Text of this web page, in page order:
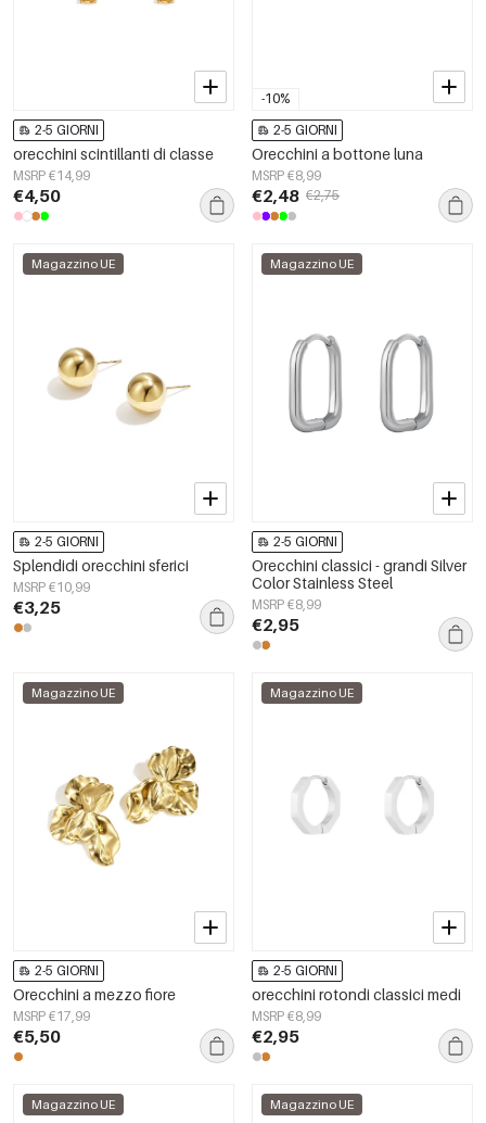
2-5 GIORNI
orecchini scintillanti di classe
MSRP €14,99
€4,50
-10%
2-5 GIORNI
Orecchini a bottone luna
MSRP €8,99
€2,48 €2,75
Magazzino UE
2-5 GIORNI
Splendidi orecchini sferici
MSRP €10,99
€3,25
Magazzino UE
2-5 GIORNI
Orecchini classici - grandi Silver
Color Stainless Steel
MSRP €8,99
€2,95
Magazzino UE
2-5 GIORNI
Orecchini a mezzo fiore
MSRP €17,99
€5,50
Magazzino UE
2-5 GIORNI
orecchini rotondi classici medi
MSRP €8,99
€2,95
Magazzino UE Magazzino UE